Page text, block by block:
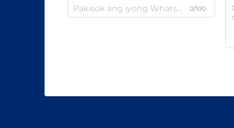
0/100